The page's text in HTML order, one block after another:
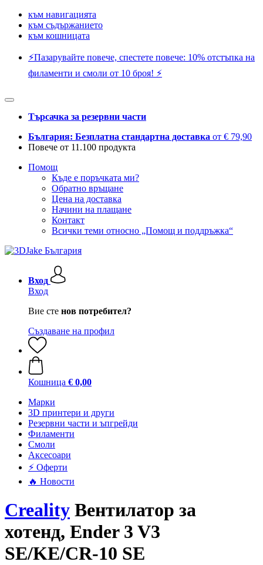
към навигацията
към съдържанието
към кошницата
⚡️Пазарувайте повече, спестете повече: 10% отстъпка на
филаменти и смоли от 10 броя! ⚡️
Търсачка за резервни части
България: Безплатна стандартна доставка от € 79,90
Повече от 11.100 продукта
Помощ
Къде е поръчката ми?
Обратно връщане
Цена на доставка
Начини на плащане
Контакт
Всички теми относно „Помощ и поддръжка“
Вход
Вход
Вие сте нов потребител?
Създаване на профил
Кошница € 0,00
Mарки
3D принтери и други
Резервни части и ъпгрейди
Филаменти
Смоли
Аксесоари
⚡ Оферти
🔥 Новости
Creality Вентилатор за
хотенд, Ender 3 V3
SE/KE/CR-10 SE